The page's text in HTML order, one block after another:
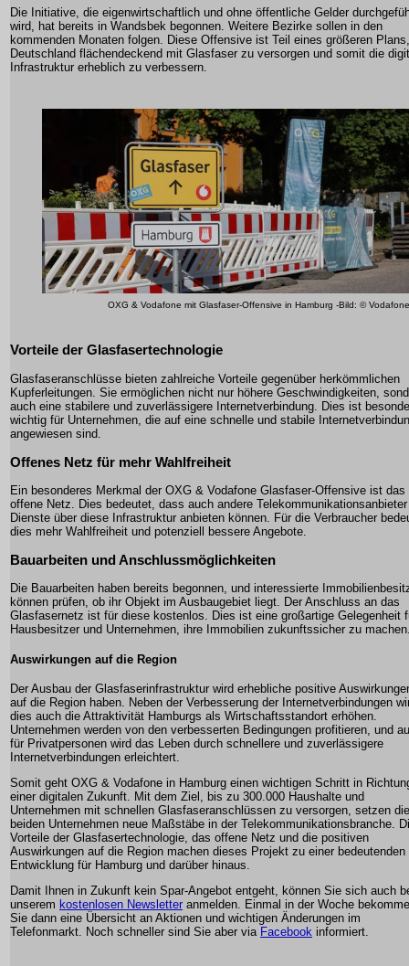
Die Initiative, die eigenwirtschaftlich und ohne öffentliche Gelder
wird, hat bereits in Wandsbek begonnen. Weitere Bezirke sollen in den
kommenden Monaten folgen. Diese Offensive ist Teil eines größeren Plans,
Deutschland flächendeckend mit Glasfaser zu versorgen und somit die
Infrastruktur erheblich zu verbessern.
OXG & Vodafone mit Glasfaser-Offensive in Hamburg -Bild: © Vodafone
Vorteile der Glasfasertechnologie
Glasfaseranschlüsse bieten zahlreiche Vorteile gegenüber herkömmlichen
Kupferleitungen. Sie ermöglichen nicht nur höhere Geschwindigkeiten,
auch eine stabilere und zuverlässigere Internetverbindung. Dies ist
wichtig für Unternehmen, die auf eine schnelle und stabile
angewiesen sind.
Offenes Netz für mehr Wahlfreiheit
Ein besonderes Merkmal der OXG & Vodafone Glasfaser-Offensive ist das
offene Netz. Dies bedeutet, dass auch andere
Dienste über diese Infrastruktur anbieten können. Für die Verbraucher
dies mehr Wahlfreiheit und potenziell bessere Angebote.
Bauarbeiten und Anschlussmöglichkeiten
Die Bauarbeiten haben bereits begonnen, und interessierte
können prüfen, ob ihr Objekt im Ausbaugebiet liegt. Der Anschluss an das
Glasfasernetz ist für diese kostenlos. Dies ist eine großartige Gelegenheit
Hausbesitzer und Unternehmen, ihre Immobilien zukunftssicher zu
Auswirkungen auf die Region
Der Ausbau der Glasfaserinfrastruktur wird erhebliche positive
auf die Region haben. Neben der Verbesserung der Internetverbindungen
dies auch die Attraktivität Hamburgs als Wirtschaftsstandort erhöhen.
Unternehmen werden von den verbesserten Bedingungen profitieren, und
für Privatpersonen wird das Leben durch schnellere und zuverlässigere
Internetverbindungen erleichtert.
Somit geht OXG & Vodafone in Hamburg einen wichtigen Schritt in
einer digitalen Zukunft. Mit dem Ziel, bis zu 300.000 Haushalte und
Unternehmen mit schnellen Glasfaseranschlüssen zu versorgen, setzen die
beiden Unternehmen neue Maßstäbe in der Telekommunikationsbranche.
Vorteile der Glasfasertechnologie, das offene Netz und die positiven
Auswirkungen auf die Region machen dieses Projekt zu einer bedeutenden
Entwicklung für Hamburg und darüber hinaus.
Damit Ihnen in Zukunft kein Spar-Angebot entgeht, können Sie sich auch
unserem kostenlosen Newsletter anmelden. Einmal in der Woche
Sie dann eine Übersicht an Aktionen und wichtigen Änderungen im
Telefonmarkt. Noch schneller sind Sie aber via Facebook informiert.